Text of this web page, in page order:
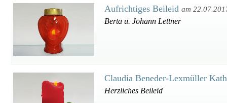
Aufrichtiges Beileid am
Berta u. Johann Lettner
Claudia Beneder-Lexmüller
Herzliches Beileid